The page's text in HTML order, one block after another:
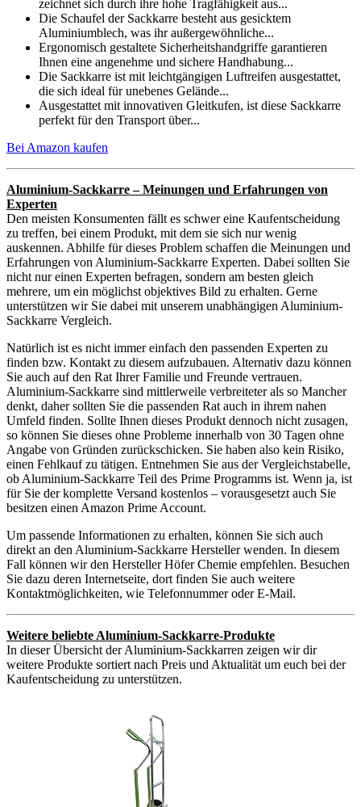
zeichnet sich durch ihre hohe Tragfähigkeit aus...
Die Schaufel der Sackkarre besteht aus gesicktem
Aluminiumblech, was ihr außergewöhnliche...
Ergonomisch gestaltete Sicherheitshandgriffe garantieren
Ihnen eine angenehme und sichere Handhabung...
Die Sackkarre ist mit leichtgängigen Luftreifen ausgestattet,
die sich ideal für unebenes Gelände...
Ausgestattet mit innovativen Gleitkufen, ist diese Sackkarre
perfekt für den Transport über...
Bei Amazon kaufen
Aluminium-Sackkarre – Meinungen und Erfahrungen von
Experten
Den meisten Konsumenten fällt es schwer eine Kaufentscheidung
zu treffen, bei einem Produkt, mit dem sie sich nur wenig
auskennen. Abhilfe für dieses Problem schaffen die Meinungen und
Erfahrungen von Aluminium-Sackkarre Experten. Dabei sollten Sie
nicht nur einen Experten befragen, sondern am besten gleich
mehrere, um ein möglichst objektives Bild zu erhalten. Gerne
unterstützen wir Sie dabei mit unserem unabhängigen Aluminium-
Sackkarre Vergleich.
Natürlich ist es nicht immer einfach den passenden Experten zu
finden bzw. Kontakt zu diesem aufzubauen. Alternativ dazu können
Sie auch auf den Rat Ihrer Familie und Freunde vertrauen.
Aluminium-Sackkarre sind mittlerweile verbreiteter als so Mancher
denkt, daher sollten Sie die passenden Rat auch in ihrem nahen
Umfeld finden. Sollte Ihnen dieses Produkt dennoch nicht zusagen,
so können Sie dieses ohne Probleme innerhalb von 30 Tagen ohne
Angabe von Gründen zurückschicken. Sie haben also kein Risiko,
einen Fehlkauf zu tätigen. Entnehmen Sie aus der Vergleichstabelle,
ob Aluminium-Sackkarre Teil des Prime Programms ist. Wenn ja, ist
für Sie der komplette Versand kostenlos – vorausgesetzt auch Sie
besitzen einen Amazon Prime Account.
Um passende Informationen zu erhalten, können Sie sich auch
direkt an den Aluminium-Sackkarre Hersteller wenden. In diesem
Fall können wir den Hersteller Höfer Chemie empfehlen. Besuchen
Sie dazu deren Internetseite, dort finden Sie auch weitere
Kontaktmöglichkeiten, wie Telefonnummer oder E-Mail.
Weitere beliebte Aluminium-Sackkarre-Produkte
In dieser Übersicht der Aluminium-Sackkarren zeigen wir dir
weitere Produkte sortiert nach Preis und Aktualität um euch bei der
Kaufentscheidung zu unterstützen.